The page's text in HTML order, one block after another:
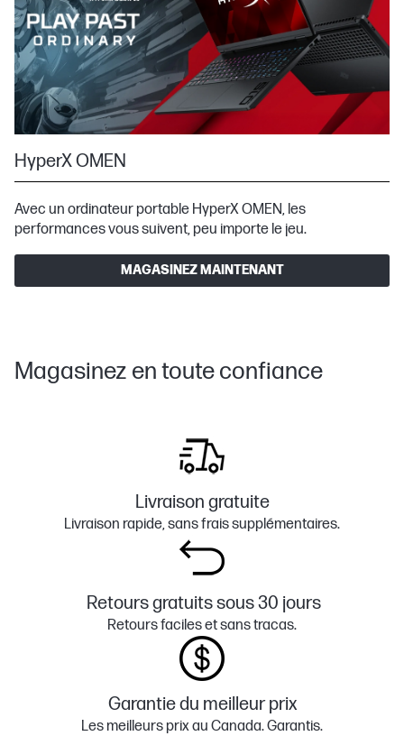
HyperX OMEN
Avec un ordinateur portable HyperX OMEN, les
performances vous suivent, peu importe le jeu.
MAGASINEZ MAINTENANT
Magasinez en toute confiance
Livraison gratuite
Livraison rapide, sans frais supplémentaires.
Retours gratuits sous 30 jours
Retours faciles et sans tracas.
Garantie du meilleur prix
Les meilleurs prix au Canada. Garantis.